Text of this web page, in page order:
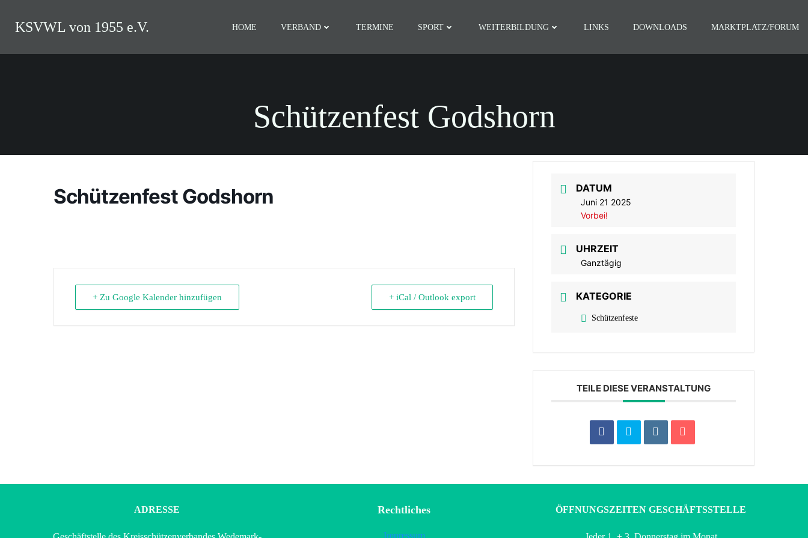
Inhalt
springen
KSVWL von 1955 e.V. HOME VERBAND TERMINE SPORT WEITERBILDUNG LINKS DOWNLOADS MARKTPLATZ/FORUM
Schützenfest Godshorn
Schützenfest Godshorn
+ Zu Google Kalender hinzufügen + iCal / Outlook export
DATUM
Juni 21 2025
Vorbei!
UHRZEIT
Ganztägig
KATEGORIE
Schützenfeste
TEILE DIESE VERANSTALTUNG
ADRESSE Rechtliches
Impressum
ÖFFNUNGSZEITEN GESCHÄFTSSTELLE